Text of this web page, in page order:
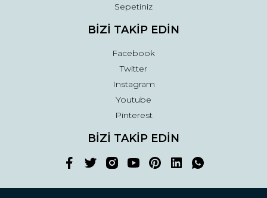
Sepetiniz
BİZİ TAKİP EDİN
Facebook
Twitter
Instagram
Youtube
Pinterest
BİZİ TAKİP EDİN